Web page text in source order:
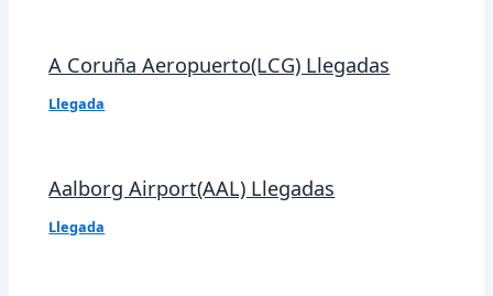
A Coruña Aeropuerto(LCG) Llegadas
Llegada
Aalborg Airport(AAL) Llegadas
Llegada